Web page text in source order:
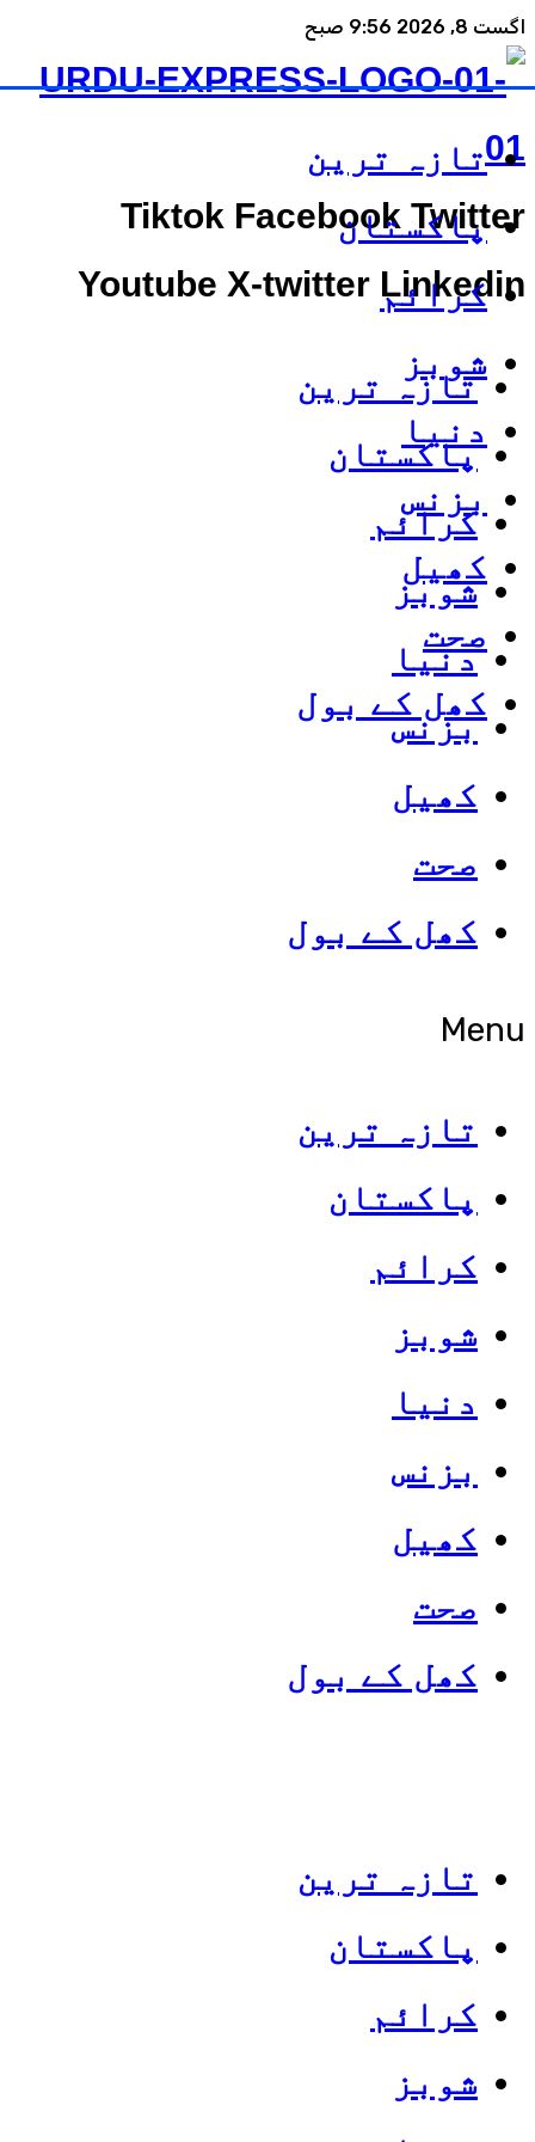
اگست 8, 2026 9:56 صبح
Tiktok Facebook Twitter
Youtube X-twitter Linkedin
تازہ ترین
پاکستان
کرائم
شوبز
دنیا
بزنس
کھیل
صحت
کھل کے بول
Menu
تازہ ترین
پاکستان
کرائم
شوبز
دنیا
بزنس
کھیل
صحت
کھل کے بول
تازہ ترین
پاکستان
کرائم
شوبز
تازہ ترین
پاکستان
کرائم
شوبز
دنیا
بزنس
کھیل
صحت
کھل کے بول
Categories
Top News